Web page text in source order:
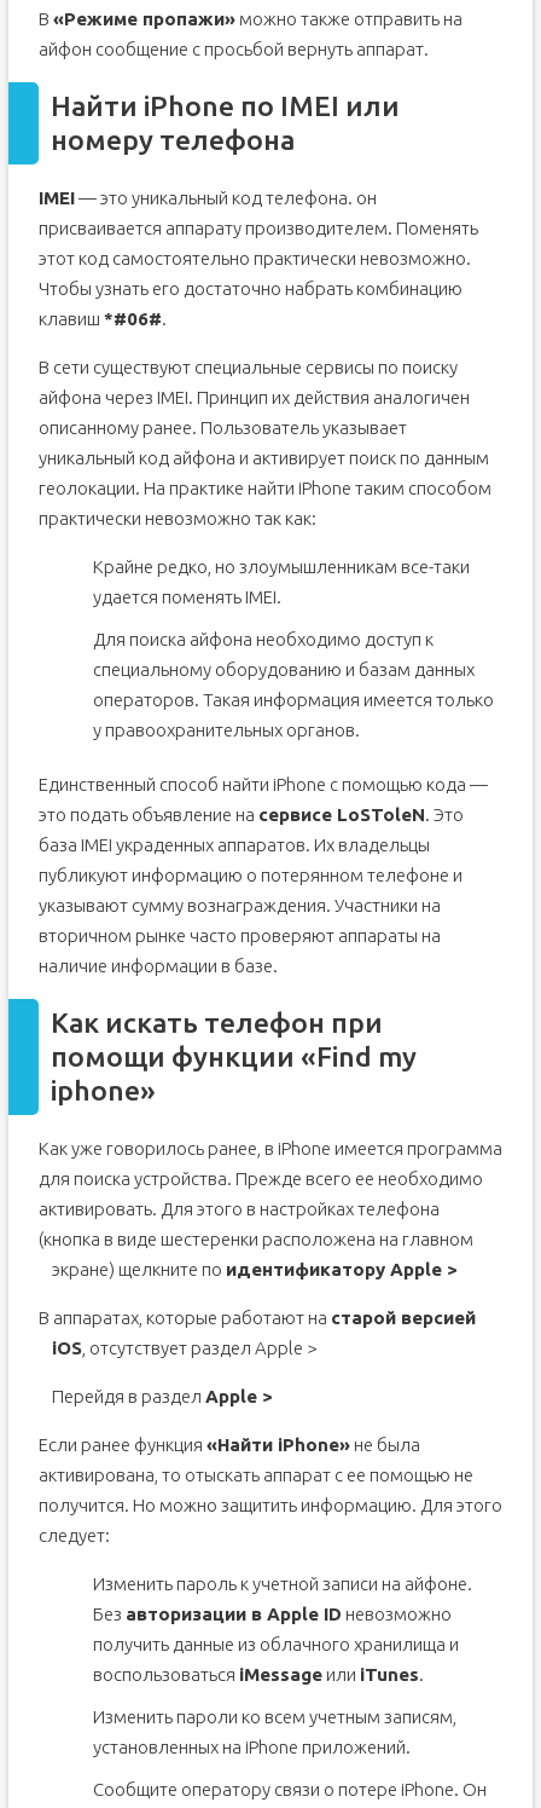
В «Режиме пропажи»можно также отправить на
айфон сообщение с просьбой вернуть аппарат.
Найти iPhone по IMEI или
номеру телефона
IMEI— это уникальный код телефона. он
присваивается аппарату производителем. Поменять
этот код самостоятельно практически невозможно.
Чтобы узнать его достаточно набрать комбинацию
клавиш *#06#.
В сети существуют специальные сервисы по поиску
айфона через IMEI. Принцип их действия аналогичен
описанному ранее. Пользователь указывает
уникальный код айфона и активирует поиск по данным
геолокации. На практике найти iPhone таким способом
практически невозможно так как:
Крайне редко, но злоумышленникам все-таки
удается поменять IMEI.
Для поиска айфона необходимо доступ к
специальному оборудованию и базам данных
операторов. Такая информация имеется только
у правоохранительных органов.
Единственный способ найти iPhone с помощью кода —
это подать объявление на сервисе LoSToleN. Это
база IMEI украденных аппаратов. Их владельцы
публикуют информацию о потерянном телефоне и
указывают сумму вознаграждения. Участники на
вторичном рынке часто проверяют аппараты на
наличие информации в базе.
Как искать телефон при
помощи функции «Find my
iphone»
Как уже говорилось ранее, в iPhone имеется программа
для поиска устройства. Прежде всего ее необходимо
активировать. Для этого в настройках телефона
(кнопка в виде шестеренки расположена на главном
экране) щелкните по идентификатору Apple >
В аппаратах, которые работают на старой версией
iOS, отсутствует раздел Apple >
Перейдя в раздел Apple >
Если ранее функция «Найти iPhone»не была
активирована, то отыскать аппарат с ее помощью не
получится. Но можно защитить информацию. Для этого
следует:
Изменить пароль к учетной записи на айфоне.
Без авторизации в Apple ID невозможно
получить данные из облачного хранилища и
воспользоваться iMessageили iTunes.
Изменить пароли ко всем учетным записям,
установленных на iPhone приложений.
Сообщите оператору связи о потере iPhone. Он